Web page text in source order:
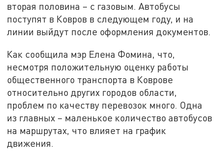
вторая половина – с газовым. Автобусы
поступят в Ковров в следующем году, и на
линии выйдут после оформления документов.
Как сообщила мэр Елена Фомина, что,
несмотря положительную оценку работы
общественного транспорта в Коврове
относительно других городов области,
проблем по качеству перевозок много. Одна
из главных – маленькое количество автобусов
на маршрутах, что влияет на график
движения.